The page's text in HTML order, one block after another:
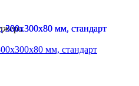
мм, стандарт